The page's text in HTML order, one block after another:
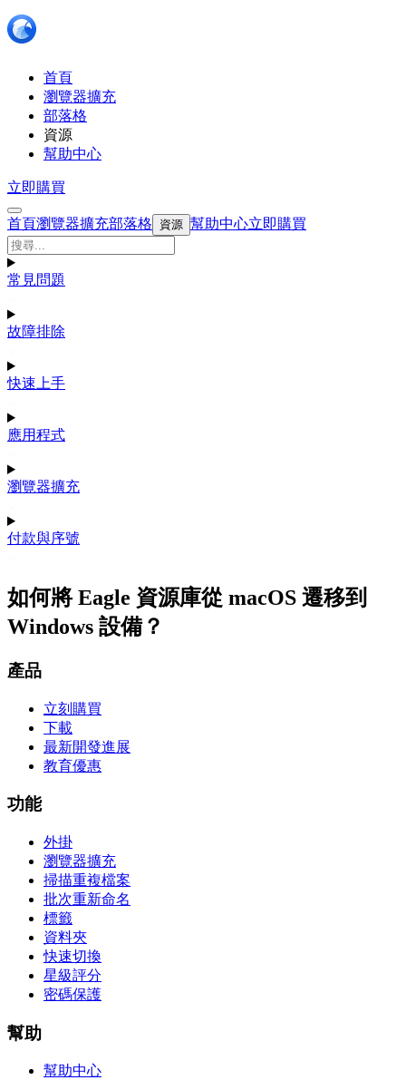
首頁
瀏覽器擴充
部落格
資源
幫助中心
立即購買
首頁瀏覽器擴充部落格 資源 幫助中心立即購買
常見問題
故障排除
快速上手
應用程式
瀏覽器擴充
付款與序號
如何將 Eagle 資源庫從 macOS 遷移到
Windows 設備？
產品
立刻購買
下載
最新開發進展
教育優惠
功能
外掛
瀏覽器擴充
掃描重複檔案
批次重新命名
標籤
資料夾
快速切換
星級評分
密碼保護
幫助
幫助中心